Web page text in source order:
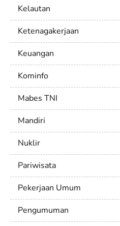
Kelautan
Ketenagakerjaan
Keuangan
Kominfo
Mabes TNI
Mandiri
Nuklir
Pariwisata
Pekerjaan Umum
Pengumuman